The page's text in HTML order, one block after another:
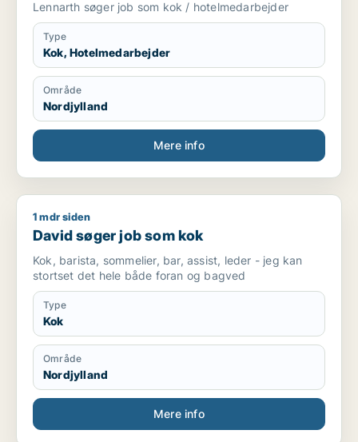
Lennarth søger job som kok / hotelmedarbejder
Type
Kok, Hotelmedarbejder
Område
Nordjylland
Mere info
David søger job som kok
1 mdr siden
David søger job som kok
Kok, barista, sommelier, bar, assist, leder - jeg kan
stortset det hele både foran og bagved
Type
Kok
Område
Nordjylland
Mere info